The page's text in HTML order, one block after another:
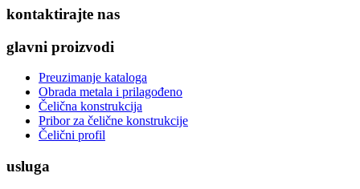
kontaktirajte nas
glavni proizvodi
Preuzimanje kataloga
Obrada metala i prilagođeno
Čelična konstrukcija
Pribor za čelične konstrukcije
Čelični profil
usluga